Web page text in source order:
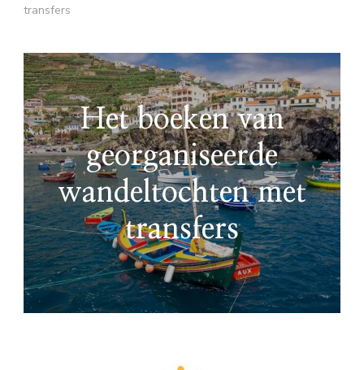
transfers
Het boeken van
georganiseerde
wandeltochten met
transfers